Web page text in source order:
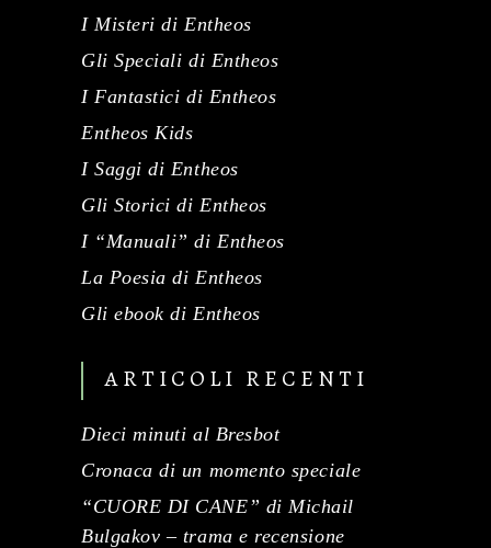
I Misteri di Entheos
Gli Speciali di Entheos
I Fantastici di Entheos
Entheos Kids
I Saggi di Entheos
Gli Storici di Entheos
I “Manuali” di Entheos
La Poesia di Entheos
Gli ebook di Entheos
ARTICOLI RECENTI
Dieci minuti al Bresbot
Cronaca di un momento speciale
“CUORE DI CANE” di Michail
Bulgakov – trama e recensione